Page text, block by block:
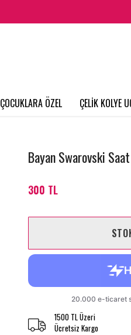
ÇOCUKLARA ÖZEL ÇELİK KOLYE
Bayan Swarovski Saat
300 TL
1500 TL Üzeri
Ücretsiz Kargo